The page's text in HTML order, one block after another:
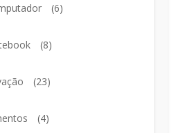
(6)
(8)
(23)
(4)